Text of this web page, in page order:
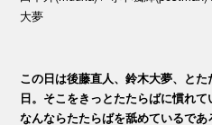
大夢
この日は後藤直人、鈴木大夢、と
日。そこをきっとたたらばに慣れて
なんならたたらばを舐めているで